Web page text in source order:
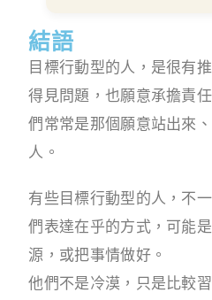
結語
目標行動型的人，是很有
得見問題，也願意承擔責
們常常是那個願意站出來
人。
有些目標行動型的人，不
們表達在乎的方式，可能
源，或把事情做好。
他們不是冷漠，只是比較